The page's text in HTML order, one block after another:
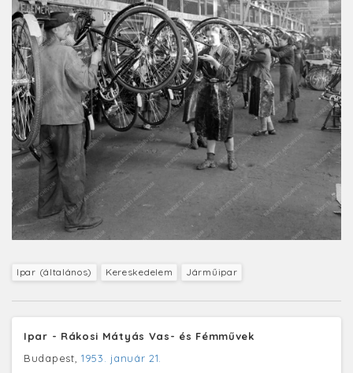
Ipar (általános) Kereskedelem Járműipar
Ipar - Rákosi Mátyás Vas- és Fémművek
Budapest, 1953. január 21.